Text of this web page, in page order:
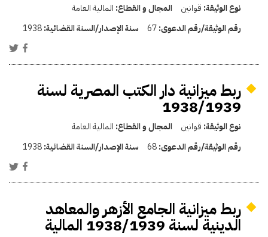
نوع الوثيقة: قوانين المجال و القطاع: المالية العامة
رقم الوثيقة/رقم الدعوى:67 سنة الإصدار/السنة القضائية:1938
ربط ميزانية دار الكتب المصرية لسنة
1938/1939
نوع الوثيقة: قوانين المجال و القطاع: المالية العامة
رقم الوثيقة/رقم الدعوى:68 سنة الإصدار/السنة القضائية:1938
ربط ميزانية الجامع الأزهر والمعاهد
الدينية لسنة 1938/1939 المالية